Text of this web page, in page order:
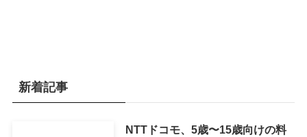
新着記事
NTTドコモ、5歳〜15歳向けの料